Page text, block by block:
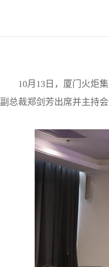
10月13日，厦门火炬
副总裁郑剑芳出席并主持